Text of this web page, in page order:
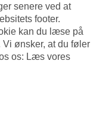
senere ved at
footer.
kan du læse på
Vi ønsker, at du føler
os: Læs vores